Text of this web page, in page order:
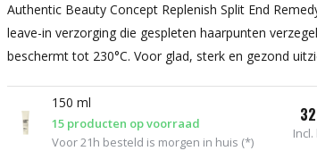
Authentic Beauty Concept Replenish Split End
leave-in verzorging die gespleten haarpunten
beschermt tot 230°C. Voor glad, sterk en gezond
150 ml
15 producten op voorraad
Voor 21h besteld is morgen in huis (*)